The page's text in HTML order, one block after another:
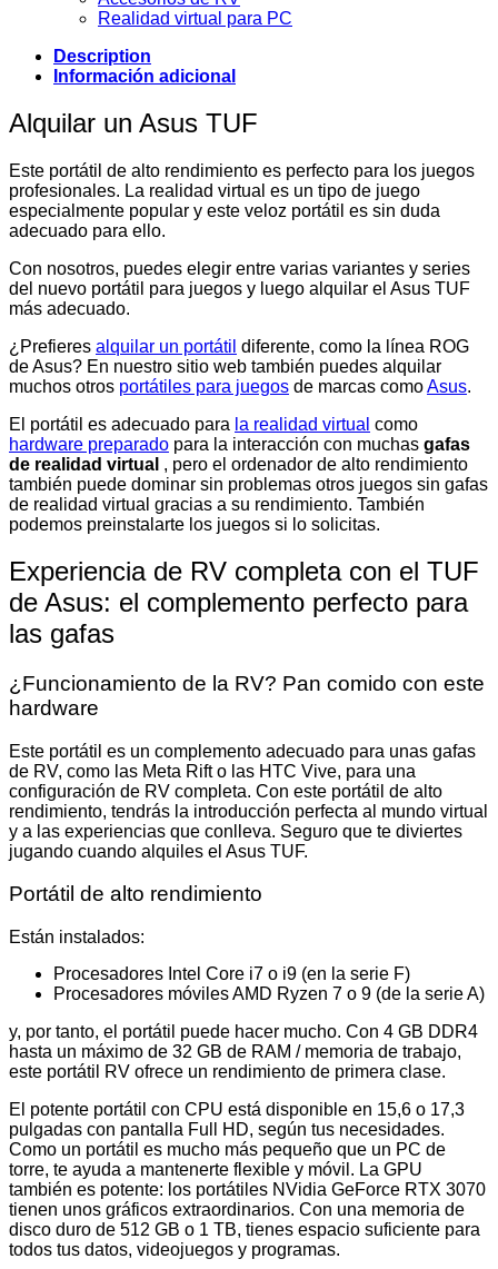
Realidad virtual para PC
Description
Información adicional
Alquilar un Asus TUF
Este portátil de alto rendimiento es perfecto para los juegos
profesionales. La realidad virtual es un tipo de juego
especialmente popular y este veloz portátil es sin duda
adecuado para ello.
Con nosotros, puedes elegir entre varias variantes y series
del nuevo portátil para juegos y luego alquilar el Asus TUF
más adecuado.
¿Prefieres alquilar un portátil diferente, como la línea ROG
de Asus? En nuestro sitio web también puedes alquilar
muchos otros portátiles para juegos de marcas comoAsus.
El portátil es adecuado para la realidad virtual como
hardware preparado para la interacción con muchas gafas
de realidad virtual , pero el ordenador de alto rendimiento
también puede dominar sin problemas otros juegos sin gafas
de realidad virtual gracias a su rendimiento. También
podemos preinstalarte los juegos si lo solicitas.
Experiencia de RV completa con el TUF
de Asus: el complemento perfecto para
las gafas
¿Funcionamiento de la RV? Pan comido con este
hardware
Este portátil es un complemento adecuado para unas gafas
de RV, como las Meta Rift o las HTC Vive, para una
configuración de RV completa. Con este portátil de alto
rendimiento, tendrás la introducción perfecta al mundo virtual
y a las experiencias que conlleva. Seguro que te diviertes
jugando cuando alquiles el Asus TUF.
Portátil de alto rendimiento
Están instalados:
Procesadores Intel Core i7 o i9 (en la serie F)
Procesadores móviles AMD Ryzen 7 o 9 (de la serie A)
y, por tanto, el portátil puede hacer mucho. Con 4 GB DDR4
hasta un máximo de 32 GB de RAM / memoria de trabajo,
este portátil RV ofrece un rendimiento de primera clase.
El potente portátil con CPU está disponible en 15,6 o 17,3
pulgadas con pantalla Full HD, según tus necesidades.
Como un portátil es mucho más pequeño que un PC de
torre, te ayuda a mantenerte flexible y móvil. La GPU
también es potente: los portátiles NVidia GeForce RTX 3070
tienen unos gráficos extraordinarios. Con una memoria de
disco duro de 512 GB o 1 TB, tienes espacio suficiente para
todos tus datos, videojuegos y programas.